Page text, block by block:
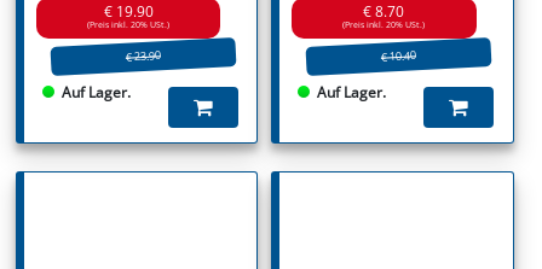
€ 19.90
(Preis inkl. 20% USt.)
€ 23.90
Auf Lager.
€ 8.70
(Preis inkl. 20% USt.)
€ 10.40
Auf Lager.